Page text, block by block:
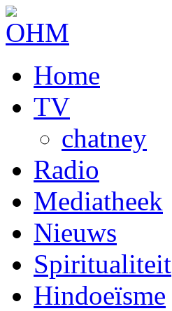
Home
TV
chatney
Radio
Mediatheek
Nieuws
Spiritualiteit
Hindoeïsme